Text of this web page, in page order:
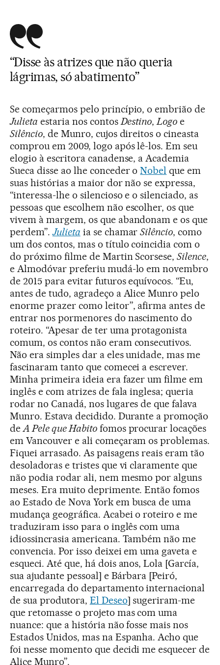
“Disse às atrizes que não queria
lágrimas, só abatimento”
Se começarmos pelo princípio, o embrião de
Julieta estaria nos contosDestino,Logo e
Silêncio, de Munro, cujos direitos o cineasta
comprou em 2009, logo após lê-los. Em seu
elogio à escritora canadense, a Academia
Sueca disse ao lhe conceder oNobel que em
suas histórias a maior dor não se expressa,
“interessa-lhe o silencioso e o silenciado, as
pessoas que escolhem não escolher, os que
vivem à margem, os que abandonam e os que
perdem”.Julieta ia se chamarSilêncio, como
um dos contos, mas o título coincidia com o
do próximo filme de Martin Scorsese,Silence,
e Almodóvar preferiu mudá-lo em novembro
de 2015 para evitar futuros equívocos. “Eu,
antes de tudo, agradeço a Alice Munro pelo
enorme prazer como leitor”, afirma antes de
entrar nos pormenores do nascimento do
roteiro. “Apesar de ter uma protagonista
comum, os contos não eram consecutivos.
Não era simples dar a eles unidade, mas me
fascinaram tanto que comecei a escrever.
Minha primeira ideia era fazer um filme em
inglês e com atrizes de fala inglesa; queria
rodar no Canadá, nos lugares de que falava
Munro. Estava decidido. Durante a promoção
deA Pele que Habitofomos procurar locações
em Vancouver e ali começaram os problemas.
Fiquei arrasado. As paisagens reais eram tão
desoladoras e tristes que vi claramente que
não podia rodar ali, nem mesmo por alguns
meses. Era muito deprimente. Então fomos
ao Estado de Nova York em busca de uma
mudança geográfica. Acabei o roteiro e me
traduziram isso para o inglês com uma
idiossincrasia americana. Também não me
convencia. Por isso deixei em uma gaveta e
esqueci. Até que, há dois anos, Lola [García,
sua ajudante pessoal] e Bárbara [Peiró,
encarregada do departamento internacional
de sua produtora, El Deseo] sugeriram-me
que retomasse o projeto mas com uma
nuance: que a história não fosse mais nos
Estados Unidos, mas na Espanha. Acho que
foi nesse momento que decidi me esquecer de
Alice Munro”.